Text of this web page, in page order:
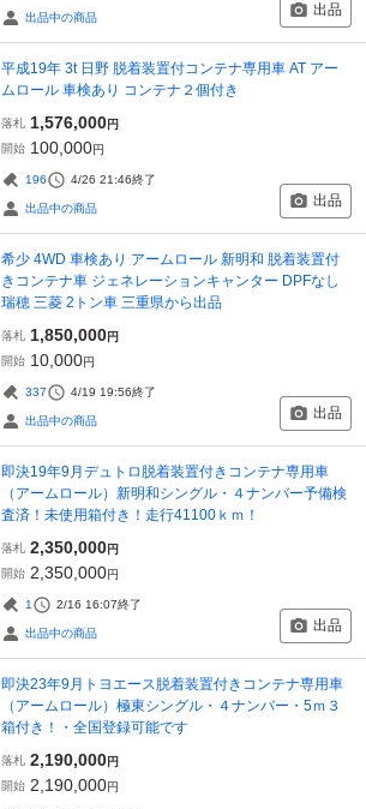
出品中の商品 出品
平成19年 3t 日野 脱着装置付コンテナ専用車 AT アー
ムロール 車検あり コンテナ２個付き
落札 1,576,000円
開始 100,000円
196 4/26 21:46終了
出品中の商品 出品
希少 4WD 車検あり アームロール 新明和 脱着装置付
きコンテナ車 ジェネレーションキャンター DPFなし
瑞穂 三菱 2トン車 三重県から出品
落札 1,850,000円
開始 10,000円
337 4/19 19:56終了
出品中の商品 出品
即決19年9月デュトロ脱着装置付きコンテナ専用車
（アームロール）新明和シングル・４ナンバー予備検
査済！未使用箱付き！走行41100ｋｍ！
落札 2,350,000円
開始 2,350,000円
1 2/16 16:07終了
出品中の商品 出品
即決23年9月トヨエース脱着装置付きコンテナ専用車
（アームロール）極東シングル・４ナンバー・5ｍ３
箱付き！・全国登録可能です
落札 2,190,000円
開始 2,190,000円